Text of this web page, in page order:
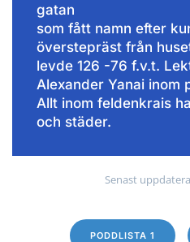
gatan
som fått namn efter
överstepräst från
levde 126 -76 f.v.t.
Alexander Yanai inom
Allt inom feldenkrais
och städer.
Senast
PODDLISTA 1